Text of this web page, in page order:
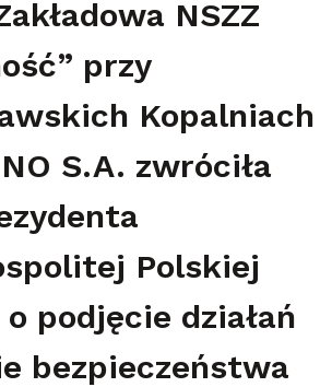
NSZZ
przy
Kopalniach
S.A. zwróciła
Polskiej
podjęcie działań
bezpieczeństwa